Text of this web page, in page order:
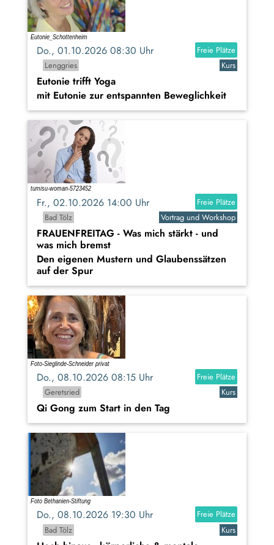
Do., 01.10.2026 08:30 Uhr
Freie Plätze
Lenggries
Kurs
Eutonie trifft Yoga
mit Eutonie zur entspannten Beweglichkeit
Fr., 02.10.2026 14:00 Uhr
Freie Plätze
Bad Tölz
Vortrag und Workshop
FRAUENFREITAG - Was mich stärkt - und
was mich bremst
Den eigenen Mustern und Glaubenssätzen
auf der Spur
Do., 08.10.2026 08:15 Uhr
Freie Plätze
Geretsried
Kurs
Qi Gong zum Start in den Tag
Do., 08.10.2026 19:30 Uhr
Freie Plätze
Bad Tölz
Kurs